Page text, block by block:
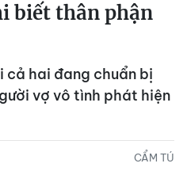
biết thân phận
hai đang chuẩn bị
vợ vô tình phát hiện
CẨM TÚ